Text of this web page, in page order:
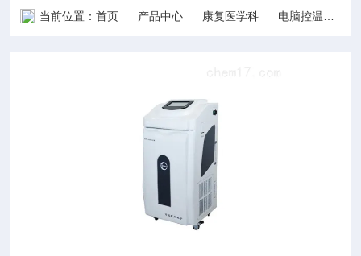
当前位置：首页 产品中心 康复医学科 电脑控温仪